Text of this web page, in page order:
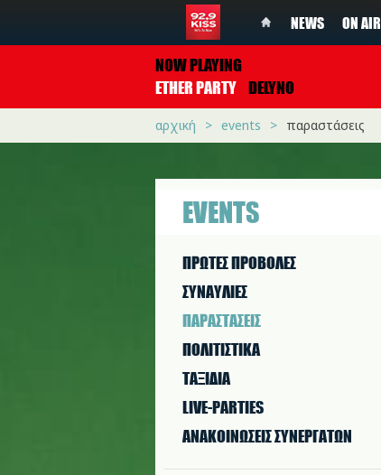
NEWS ON AIR
NOW PLAYING
ETHER PARTY DELYNO
αρχική events παραστάσεις
EVENTS
ΠΡΩΤΕΣ ΠΡΟΒΟΛΕΣ
ΣΥΝΑΥΛΙΕΣ
ΠΑΡΑΣΤAΣΕΙΣ
ΠΟΛΙΤΙΣΤΙΚA
ΤΑΞΙΔΙΑ
LIVE-PARTIES
ΑΝΑΚΟΙΝΩΣΕΙΣ ΣΥΝΕΡΓΑΤΩΝ